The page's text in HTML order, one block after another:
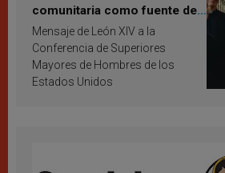
comunitaria como fuente de
inspiración y santificación
Mensaje de León XIV a la
Conferencia de Superiores
Mayores de Hombres de los
Estados Unidos